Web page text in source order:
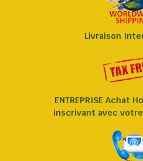
Livraison
ENTREPRISE Achat
inscrivant avec votre